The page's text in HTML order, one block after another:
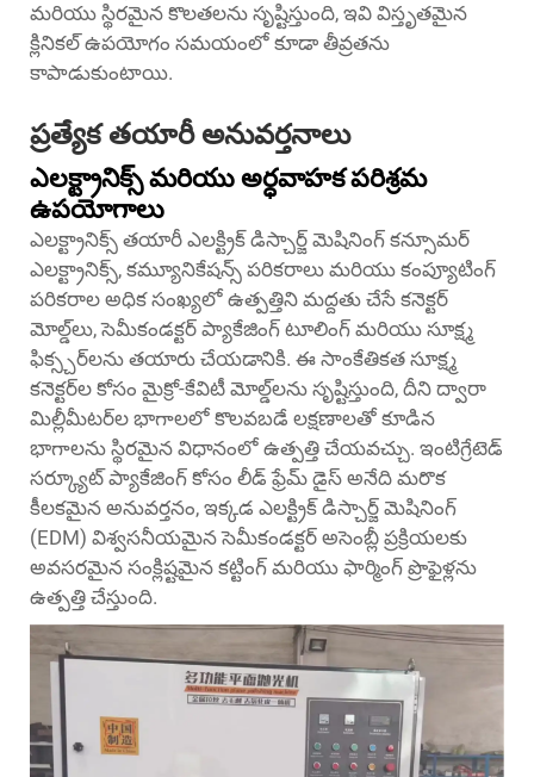
మరియు స్థిరమైన కొలతలను సృష్టిస్తుంది, ఇవి విస్తృతమైన
క్లినికల్ ఉపయోగం సమయంలో కూడా తీవ్రతను
కాపాడుకుంటాయి.
ప్రత్యేక తయారీ అనువర్తనాలు
ఎలక్ట్రానిక్స్ మరియు అర్ధవాహక పరిశ్రమ
ఉపయోగాలు
ఎలక్ట్రానిక్స్ తయారీ ఎలక్ట్రిక్ డిస్చార్జ్ మెషినింగ్ కన్సూమర్
ఎలక్ట్రానిక్స్, కమ్యూనికేషన్స్ పరికరాలు మరియు కంప్యూటింగ్
పరికరాల అధిక సంఖ్యలో ఉత్పత్తిని మద్దతు చేసే కనెక్టర్
మోల్డ్‌లు, సెమీకండక్టర్ ప్యాకేజింగ్ టూలింగ్ మరియు సూక్ష్మ
ఫిక్స్చర్‌లను తయారు చేయడానికి. ఈ సాంకేతికత సూక్ష్మ
కనెక్టర్‌ల కోసం మైక్రో-కేవిటీ మోల్డ్‌లను సృష్టిస్తుంది, దీని ద్వారా
మిల్లీమీటర్‌ల భాగాలలో కొలవబడే లక్షణాలతో కూడిన
భాగాలను స్థిరమైన విధానంలో ఉత్పత్తి చేయవచ్చు. ఇంటిగ్రేటెడ్
సర్క్యూట్ ప్యాకేజింగ్ కోసం లీడ్ ఫ్రేమ్ డైస్ అనేది మరొక
కీలకమైన అనువర్తనం, ఇక్కడ ఎలక్ట్రిక్ డిస్చార్జ్ మెషినింగ్
(EDM) విశ్వసనీయమైన సెమీకండక్టర్ అసెంబ్లీ ప్రక్రియలకు
అవసరమైన సంక్లిష్టమైన కట్టింగ్ మరియు ఫార్మింగ్ ప్రొఫైళ్లను
ఉత్పత్తి చేస్తుంది.